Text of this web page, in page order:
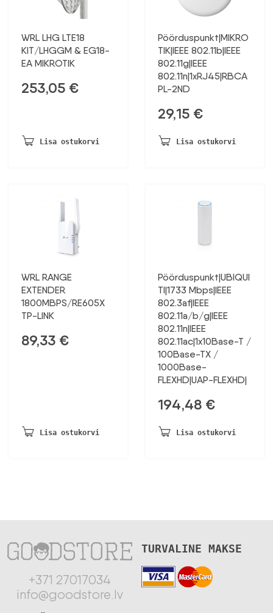
WRL LHG LTE18
KIT/LHGGM & EG18-
EA MIKROTIK
253,05 €
Lisa ostukorvi
Pöörduspunkt|MIKRO
TIK|IEEE 802.11b|IEEE
802.11g|IEEE
802.11n|1xRJ45|RBCA
PL-2ND
29,15 €
Lisa ostukorvi
WRL RANGE
EXTENDER
1800MBPS/RE605X
TP-LINK
89,33 €
Lisa ostukorvi
Pöörduspunkt|UBIQUI
TI|1733 Mbps|IEEE
802.3af|IEEE
802.11a/b/g|IEEE
802.11n|IEEE
802.11ac|1x10Base-T /
100Base-TX /
1000Base-
FLEXHD|UAP-FLEXHD|
194,48 €
Lisa ostukorvi
+371 27017034
info@goodstore.lv
TURVALINE MAKSE